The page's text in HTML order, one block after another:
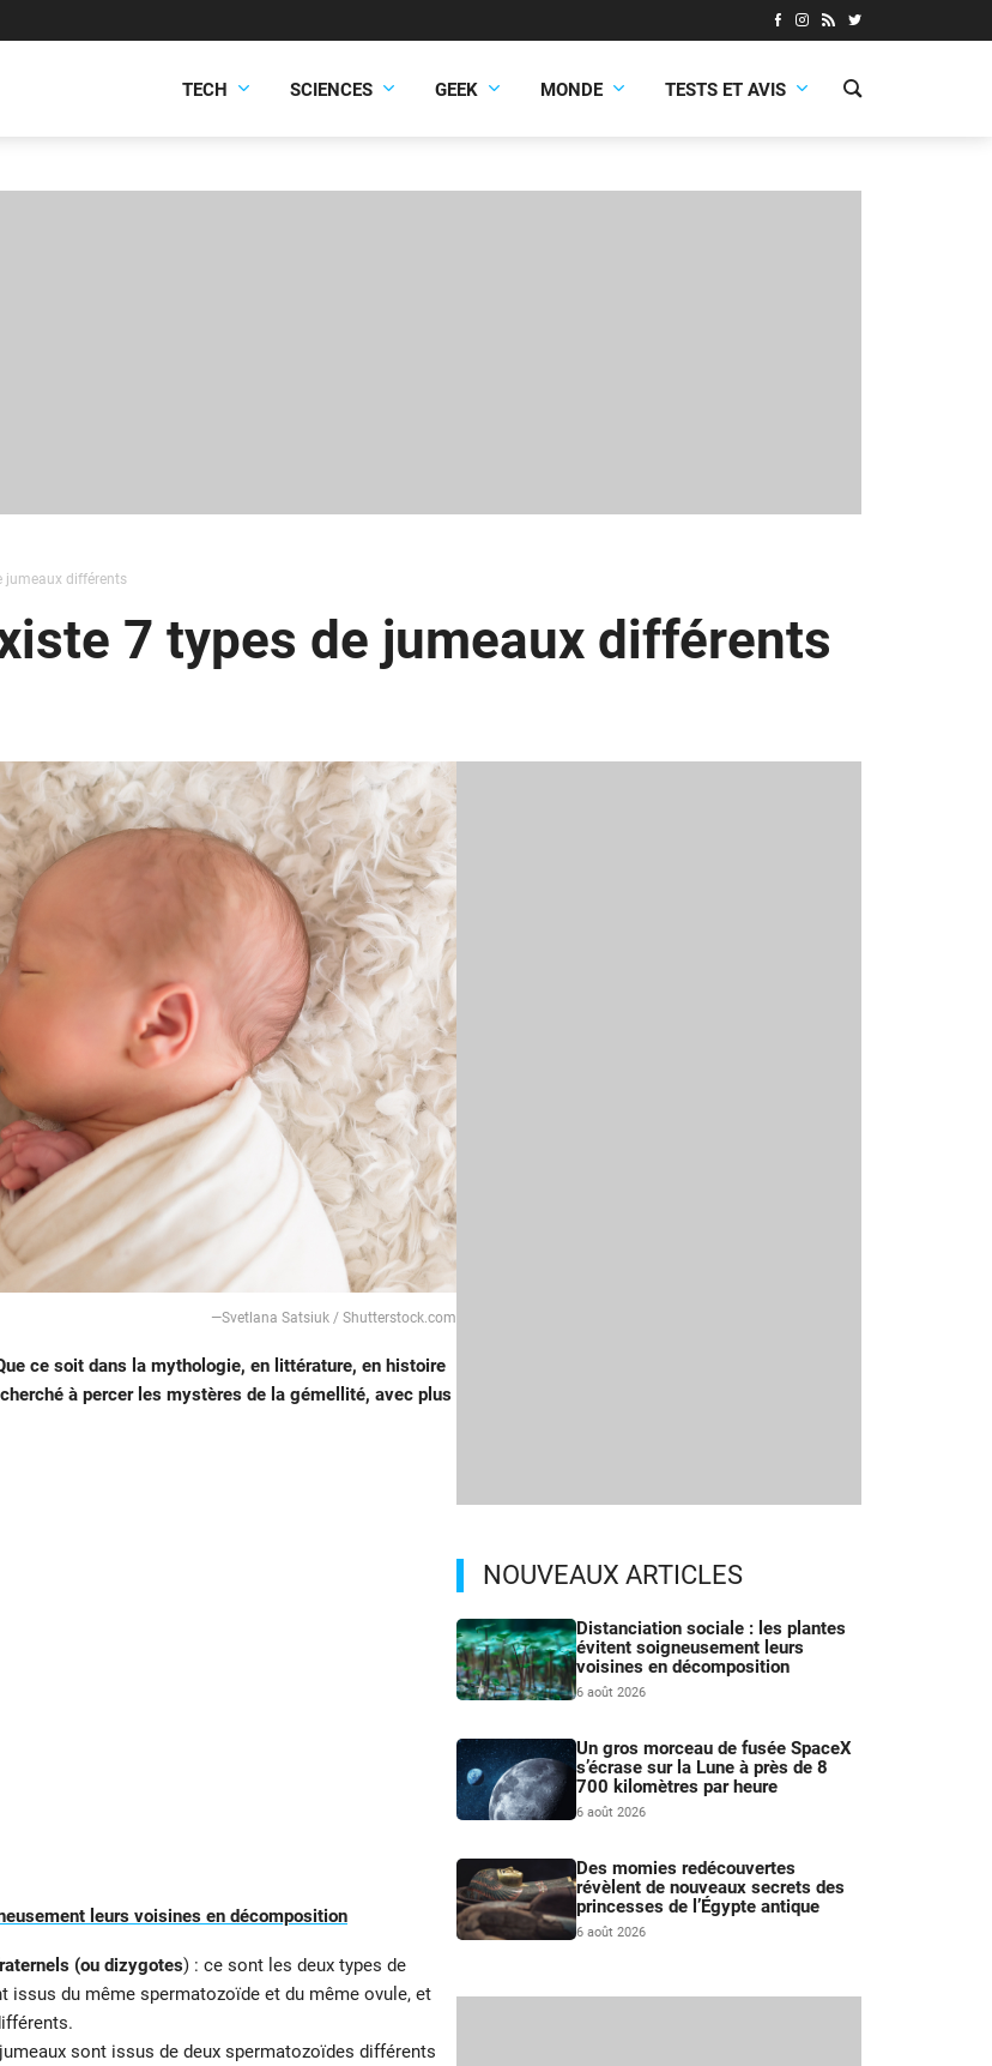
TECH SCIENCES GEEK MONDE TESTS ET AVIS
jumeaux différents
7 types de jumeaux différents
—Svetlana Satsiuk / Shutterstock.com
ce soit dans la mythologie, en littérature, en histoire
à percer les mystères de la gémellité, avec plus
leurs voisines en décomposition
(ou dizygotes) : ce sont les deux types de
issus du même spermatozoïde et du même ovule, et
sont issus de deux spermatozoïdes différents
NOUVEAUX ARTICLES
Distanciation sociale : les plantes
évitent soigneusement leurs
voisines en décomposition
6 août 2026
Un gros morceau de fusée SpaceX
s’écrase sur la Lune à près de 8
700 kilomètres par heure
6 août 2026
Des momies redécouvertes
révèlent de nouveaux secrets des
princesses de l’Égypte antique
6 août 2026